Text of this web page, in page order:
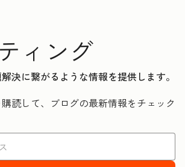
ィング
決に繋がるような情報を提供します。
読して、ブログの最新情報をチェック